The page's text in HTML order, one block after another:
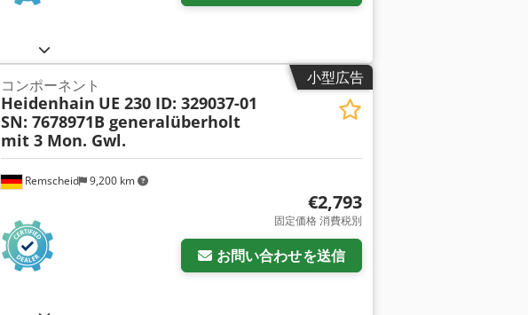
小型広告
Remscheid 9,200 km
コンポーネント
Heidenhain UE 230 ID: 329037-01
SN: 7678971B generalüberholt
mit 3 Mon. Gwl.
€2,793
固定価格 消費税別
お問い合わせを送信